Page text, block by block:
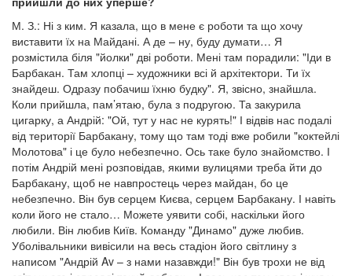
М. З.: Ні з ким. Я казала, що в мене є роботи та що хочу
виставити їх на Майдані. А де – ну, буду думати… Я
розмістила біля "йолки" дві роботи. Мені там порадили: "Іди в
Барбакан. Там хлопці – художники всі й архітектори. Ти їх
знайдеш. Одразу побачиш їхню будку". Я, звісно, знайшла.
Коли прийшла, пам’ятаю, була з подругою. Та закурила
цигарку, а Андрій: "Ой, тут у нас не курять!" І відвів нас подалі
від території Барбакану, тому що там тоді вже робили "коктейлі
Молотова" і це було небезпечно. Ось таке було знайомство. І
потім Андрій мені розповідав, якими вулицями треба йти до
Барбакану, щоб не навпростець через майдан, бо це
небезпечно. Він був серцем Києва, серцем Барбакану. І навіть
коли його не стало… Можете уявити собі, наскільки його
любили. Він любив Київ. Команду "Динамо" дуже любив.
Уболівальники вивісили на весь стадіон його світлину з
написом "Андрій Av – з нами назавжди!" Він був трохи не від